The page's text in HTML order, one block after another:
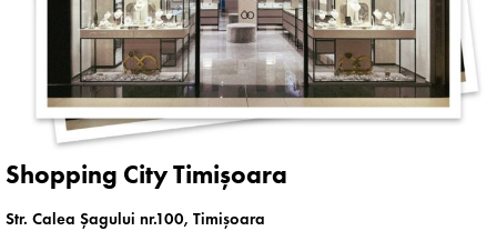
Shopping City Timișoara
Str. Calea Șagului nr.100, Timișoara